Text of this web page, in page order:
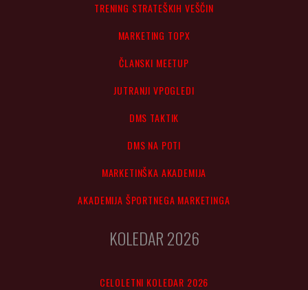
TRENING STRATEŠKIH VEŠČIN
MARKETING TOPX
ČLANSKI MEETUP
JUTRANJI VPOGLEDI
DMS TAKTIK
DMS NA POTI
MARKETINŠKA AKADEMIJA
AKADEMIJA ŠPORTNEGA MARKETINGA
KOLEDAR 2026
CELOLETNI KOLEDAR 2026